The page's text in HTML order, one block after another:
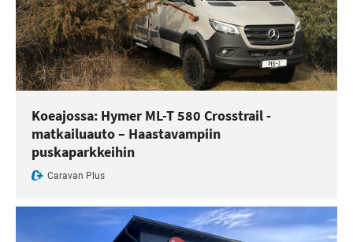
Koeajossa: Hymer ML-T 580 Crosstrail -
matkailuauto – Haastavampiin
puskaparkkeihin
Caravan Plus